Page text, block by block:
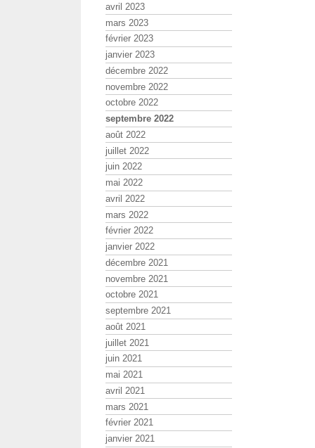
avril 2023
mars 2023
février 2023
janvier 2023
décembre 2022
novembre 2022
octobre 2022
septembre 2022
août 2022
juillet 2022
juin 2022
mai 2022
avril 2022
mars 2022
février 2022
janvier 2022
décembre 2021
novembre 2021
octobre 2021
septembre 2021
août 2021
juillet 2021
juin 2021
mai 2021
avril 2021
mars 2021
février 2021
janvier 2021